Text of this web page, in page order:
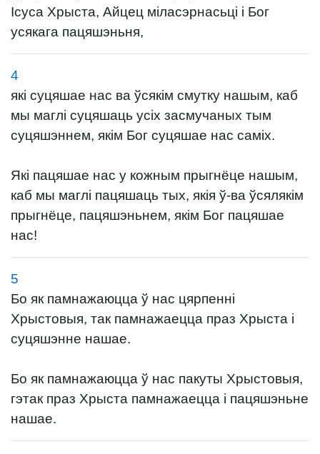
Ісуса Хрыста, Айцец міласэрнасьці і Бог
усякага пацяшэньня,
4
які суцяшае нас ва ўсякім смутку нашым, каб
мы маглі суцяшаць усіх засмучаных тым
суцяшэннем, якім Бог суцяшае нас саміх.
Які пацяшае нас у кожным прыгнёце нашым,
каб мы маглі пацяшаць тых, якія ў-ва ўсялякім
прыгнёце, пацяшэньнем, якім Бог пацяшае
нас!
5
Бо як памнажаюцца ў нас цярпенні
Хрыстовыя, так памнажаецца праз Хрыста і
суцяшэнне нашае.
Бо як памнажаюцца ў нас пакуты Хрыстовыя,
гэтак праз Хрыста памнажаецца і пацяшэньне
нашае.